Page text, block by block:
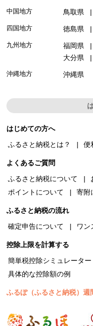
中国地方 鳥取県
四国地方 徳島県
九州地方 福岡県
大分県
沖縄地方 沖縄県
はじめての方へ
ふるさと納税とは？
便
よくあるご質問
ふるさと納税について
ポイントについて
寄附
ふるさと納税の流れ
確定申告について
ワン
控除上限を計算する
簡単税控除シミュレーター
具体的な控除額の例
ふるぽ（ふるさと納税）